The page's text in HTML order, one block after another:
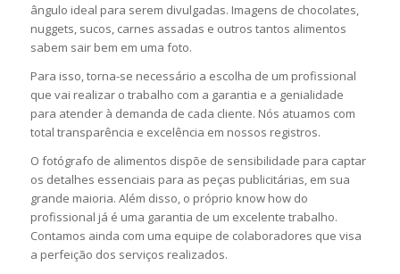
ângulo ideal para serem divulgadas. Imagens de chocolates,
nuggets, sucos, carnes assadas e outros tantos alimentos
sabem sair bem em uma foto.
Para isso, torna-se necessário a escolha de um profissional
que vai realizar o trabalho com a garantia e a genialidade
para atender à demanda de cada cliente. Nós atuamos com
total transparência e excelência em nossos registros.
O fotógrafo de alimentos dispõe de sensibilidade para captar
os detalhes essenciais para as peças publicitárias, em sua
grande maioria. Além disso, o próprio know how do
profissional já é uma garantia de um excelente trabalho.
Contamos ainda com uma equipe de colaboradores que visa
a perfeição dos serviços realizados.